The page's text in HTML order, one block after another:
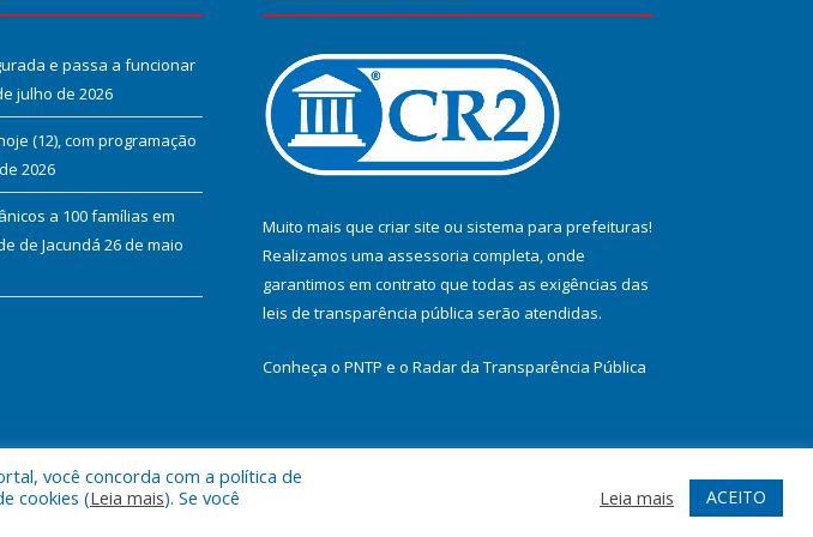
e passa a funcionar
julho de 2026
(12), com programação
2026
a 100 famílias em
de Jacundá 26 de maio
Muito mais que criar site ou sistema para prefeituras!
Realizamos uma assessoria completa, onde
garantimos em contrato que todas as exigências das
leis de transparência pública serão atendidas.
Conheça o PNTP e o Radar da Transparência Pública
Mapa do Site Acessar Webmail
você concorda com a política de
cookies (Leia mais). Se você
Leia mais ACEITO